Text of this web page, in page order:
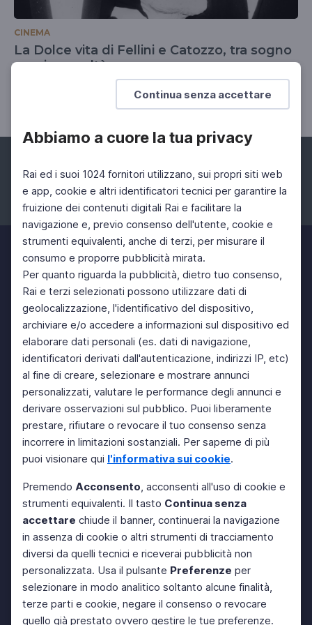
Continua senza accettare
Abbiamo a cuore la tua privacy
Rai ed i suoi 1024 fornitori utilizzano, sui propri siti web
e app, cookie e altri identificatori tecnici per garantire la
fruizione dei contenuti digitali Rai e facilitare la
navigazione e, previo consenso dell'utente, cookie e
strumenti equivalenti, anche di terzi, per misurare il
consumo e proporre pubblicità mirata.
Per quanto riguarda la pubblicità, dietro tuo consenso,
Rai e terzi selezionati possono utilizzare dati di
geolocalizzazione, l'identificativo del dispositivo,
archiviare e/o accedere a informazioni sul dispositivo ed
elaborare dati personali (es. dati di navigazione,
identificatori derivati dall'autenticazione, indirizzi IP, etc)
al fine di creare, selezionare e mostrare annunci
personalizzati, valutare le performance degli annunci e
derivare osservazioni sul pubblico. Puoi liberamente
prestare, rifiutare o revocare il tuo consenso senza
incorrere in limitazioni sostanziali. Per saperne di più
puoi visionare qui l'informativa sui cookie.
Premendo Acconsento, acconsenti all'uso di cookie e
strumenti equivalenti. Il tasto Continua senza
accettare chiude il banner, continuerai la navigazione
in assenza di cookie o altri strumenti di tracciamento
diversi da quelli tecnici e riceverai pubblicità non
personalizzata. Usa il pulsante Preferenze per
selezionare in modo analitico soltanto alcune finalità,
terze parti e cookie, negare il consenso o revocare
quello già prestato ovvero gestire le tue preferenze.
CINEMA
La Dolce vita di Fellini e Catozzo, tra sogno
magia e realtà
04 Dic 2024 > 31 Dic 2024
Facebook Instagram Twitter